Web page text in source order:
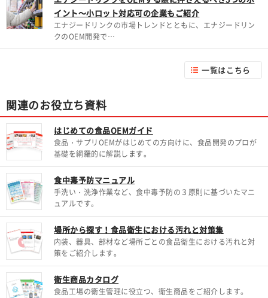
イント～小ロット対応可の企業もご紹介
エナジードリンクの市場トレンドとともに、エナジードリン
クのOEM開発で…
一覧はこちら
関連のお役立ち資料
はじめての食品OEMガイド
食品・サプリOEMがはじめての方向けに、食品開発のプロが
基礎を網羅的に解説します。
食中毒予防マニュアル
手洗い・洗浄作業など、食中毒予防の３原則に基づいたマニ
ュアルです。
場所から探す！食品衛生における汚れと対策集
内装、器具、部材など場所ごとの食品衛生における汚れと対
策をご紹介します。
衛生商品カタログ
食品工場の衛生管理に役立つ、衛生商品をご紹介します。